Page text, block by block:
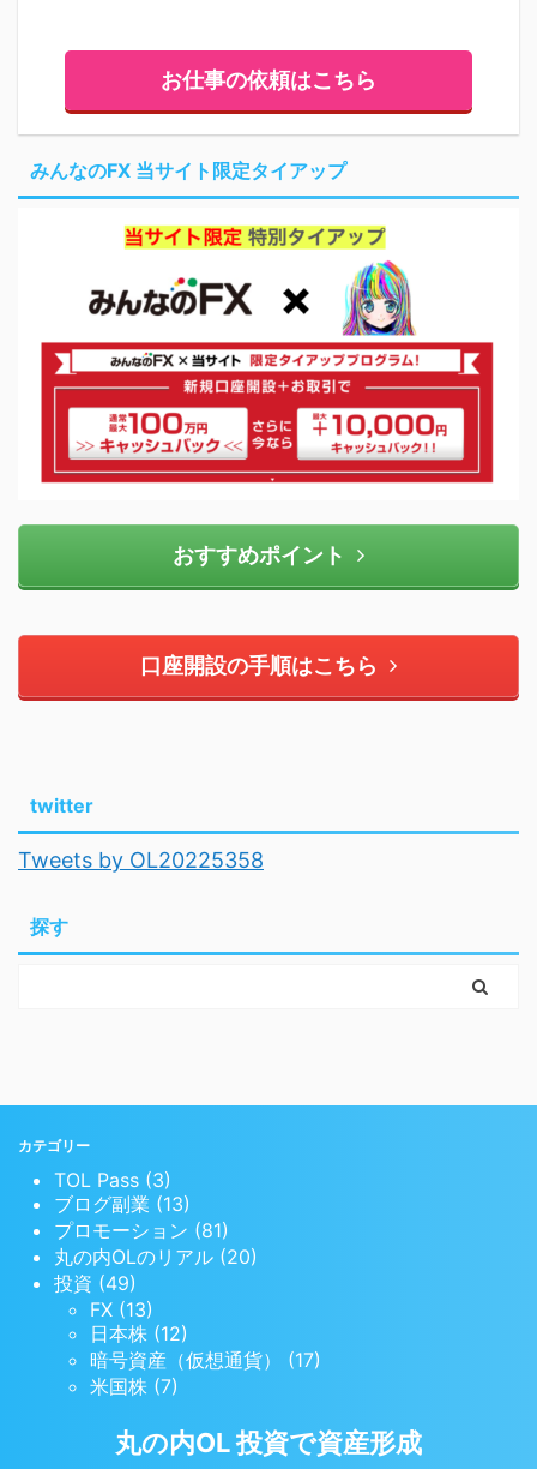
お仕事の依頼はこちら
みんなのFX 当サイト限定タイアップ
おすすめポイント
口座開設の手順はこちら
twitter
Tweets by OL20225358
探す
カテゴリー
TOL Pass (3)
ブログ副業 (13)
プロモーション (81)
丸の内OLのリアル (20)
投資 (49)
FX (13)
日本株 (12)
暗号資産（仮想通貨） (17)
米国株 (7)
丸の内OL 投資で資産形成